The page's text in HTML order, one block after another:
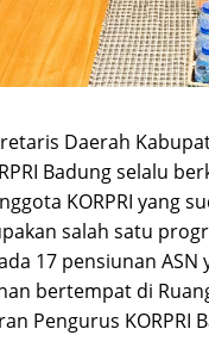
Daerah
Badung selalu
KORPRI yang
salah satu
17 pensiunan
bertempat di
Pengurus KORPRI